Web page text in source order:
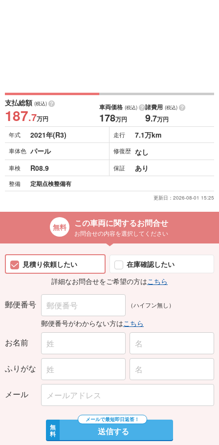
支払総額 (税込)
187.7万円
車両価格 (税込)
178万円
諸費用 (税込)
9.7万円
年式 2021年(R3) 走行 7.1万km
車体色 パール 修復歴 なし
車検 R08.9 保証 あり
整備 定期点検整備有
更新日： 2026-08-01 15:25
この車両に関するお問合せ
お問合せの内容を選択してください
見積り依頼したい
在庫確認したい
詳細なお問合せをご希望の方はこちら
郵便番号 （ハイフン無し）
郵便番号がわからない方はこちら
お名前
ふりがな
メール
無
料 送信する